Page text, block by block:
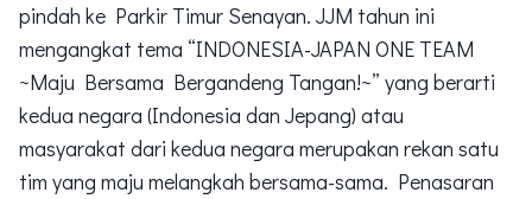
pindah ke Parkir Timur Senayan. JJM tahun ini
mengangkat tema “INDONESIA-JAPAN ONE TEAM
~Maju Bersama Bergandeng Tangan!~” yang berarti
kedua negara (Indonesia dan Jepang) atau
masyarakat dari kedua negara merupakan rekan satu
tim yang maju melangkah bersama-sama. Penasaran